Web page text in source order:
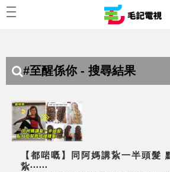
#至醒係你 - 搜尋結果
【都啱嘅】同阿媽講紥一半頭髮
紥⋯⋯